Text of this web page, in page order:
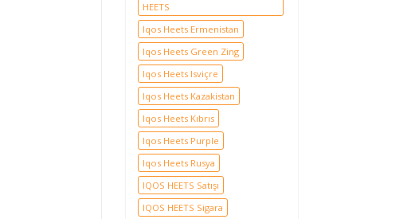
HEETS
Iqos Heets Ermenistan
Iqos Heets Green Zing
Iqos Heets Isviçre
Iqos Heets Kazakistan
Iqos Heets Kıbrıs
Iqos Heets Purple
Iqos Heets Rusya
IQOS HEETS Satışı
IQOS HEETS Sigara